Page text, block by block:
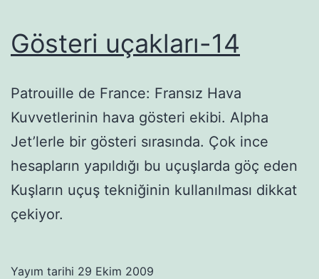
Gösteri uçakları-14
Patrouille de France: Fransız Hava
Kuvvetlerinin hava gösteri ekibi. Alpha
Jet’lerle bir gösteri sırasında. Çok ince
hesapların yapıldığı bu uçuşlarda göç eden
Kuşların uçuş tekniğinin kullanılması dikkat
çekiyor.
Yayım tarihi 29 Ekim 2009